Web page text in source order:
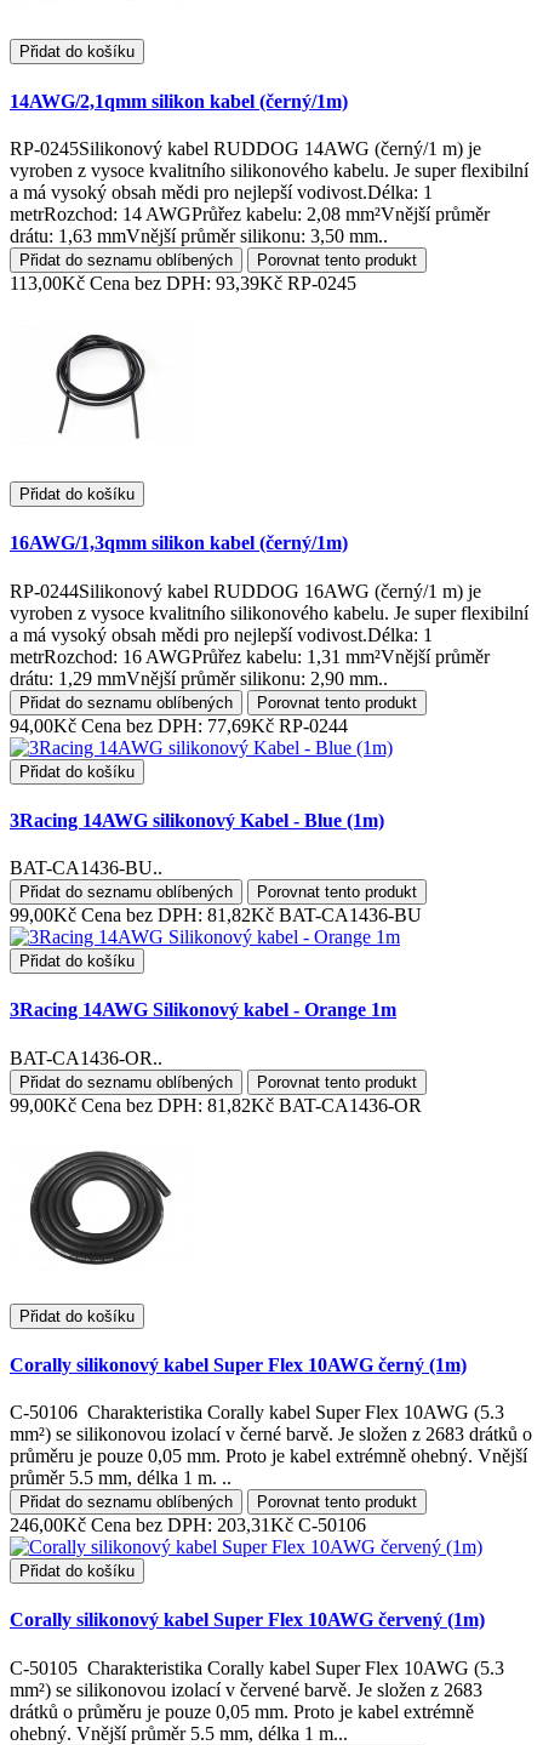
Přidat do košíku
14AWG/2,1qmm silikon kabel (černý/1m)
RP-0245Silikonový kabel RUDDOG 14AWG (černý/1 m) je
vyroben z vysoce kvalitního silikonového kabelu. Je super flexibilní
a má vysoký obsah mědi pro nejlepší vodivost.Délka: 1
metrRozchod: 14 AWGPrůřez kabelu: 2,08 mm²Vnější průměr
drátu: 1,63 mmVnější průměr silikonu: 3,50 mm..
Přidat do seznamu oblíbených Porovnat tento produkt
113,00Kč Cena bez DPH: 93,39Kč RP-0245
Přidat do košíku
16AWG/1,3qmm silikon kabel (černý/1m)
RP-0244Silikonový kabel RUDDOG 16AWG (černý/1 m) je
vyroben z vysoce kvalitního silikonového kabelu. Je super flexibilní
a má vysoký obsah mědi pro nejlepší vodivost.Délka: 1
metrRozchod: 16 AWGPrůřez kabelu: 1,31 mm²Vnější průměr
drátu: 1,29 mmVnější průměr silikonu: 2,90 mm..
Přidat do seznamu oblíbených Porovnat tento produkt
94,00Kč Cena bez DPH: 77,69Kč RP-0244
Přidat do košíku
3Racing 14AWG silikonový Kabel - Blue (1m)
BAT-CA1436-BU..
Přidat do seznamu oblíbených Porovnat tento produkt
99,00Kč Cena bez DPH: 81,82Kč BAT-CA1436-BU
Přidat do košíku
3Racing 14AWG Silikonový kabel - Orange 1m
BAT-CA1436-OR..
Přidat do seznamu oblíbených Porovnat tento produkt
99,00Kč Cena bez DPH: 81,82Kč BAT-CA1436-OR
Přidat do košíku
Corally silikonový kabel Super Flex 10AWG černý (1m)
C-50106 Charakteristika Corally kabel Super Flex 10AWG (5.3
mm²) se silikonovou izolací v černé barvě. Je složen z 2683 drátků o
průměru je pouze 0,05 mm. Proto je kabel extrémně ohebný. Vnější
průměr 5.5 mm, délka 1 m. ..
Přidat do seznamu oblíbených Porovnat tento produkt
246,00Kč Cena bez DPH: 203,31Kč C-50106
Přidat do košíku
Corally silikonový kabel Super Flex 10AWG červený (1m)
C-50105 Charakteristika Corally kabel Super Flex 10AWG (5.3
mm²) se silikonovou izolací v červené barvě. Je složen z 2683
drátků o průměru je pouze 0,05 mm. Proto je kabel extrémně
ohebný. Vnější průměr 5.5 mm, délka 1 m...